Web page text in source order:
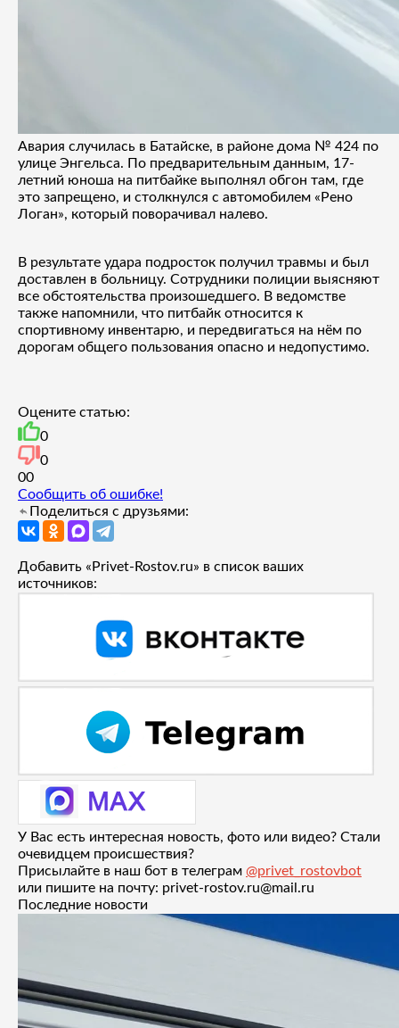
Авария случилась в Батайске, в районе дома № 424 по
улице Энгельса. По предварительным данным, 17-
летний юноша на питбайке выполнял обгон там, где
это запрещено, и столкнулся с автомобилем «Рено
Логан», который поворачивал налево.
В результате удара подросток получил травмы и был
доставлен в больницу. Сотрудники полиции выясняют
все обстоятельства произошедшего. В ведомстве
также напомнили, что питбайк относится к
спортивному инвентарю, и передвигаться на нём по
дорогам общего пользования опасно и недопустимо.
Оцените статью:
0
0
00
Сообщить об ошибке!
Поделиться с друзьями:
Добавить «Privet-Rostov.ru» в список ваших
источников:
У Вас есть интересная новость, фото или видео? Стали
очевидцем происшествия?
Присылайте в наш бот в телеграм @privet_rostovbot
или пишите на почту: privet-rostov.ru@mail.ru
Последние новости